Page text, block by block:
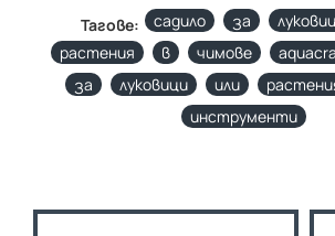
Тагове: садило за
растения
в чимове
за
луковици или
инструменти